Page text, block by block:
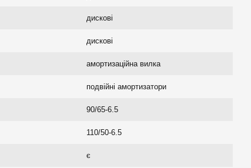
дискові
дискові
амортизаційна вилка
подвійні амортизатори
90/65-6.5
110/50-6.5
є